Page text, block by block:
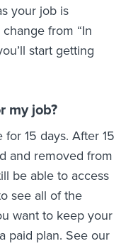
your job is
from “In
start getting
my job?
15 days. After 15
and removed from
be able to access
see all of the
want to keep your
paid plan. See our